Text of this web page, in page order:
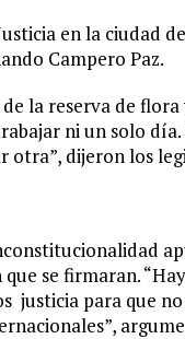
en la ciudad
Campero Paz.
la reserva de
ni un solo
otra”, dijeron los
se firmaran.
justicia para que